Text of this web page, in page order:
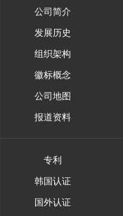
公司简介
发展历史
组织架构
徽标概念
公司地图
报道资料
专利
韩国认证
国外认证